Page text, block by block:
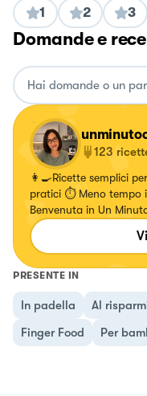
1 2 3
Domande e
123
👩‍🍳Ricette semplici
pratici ⏱️ Meno tempo
Benvenuta in Un
PRESENTE IN
In padella Al
Finger Food
Per